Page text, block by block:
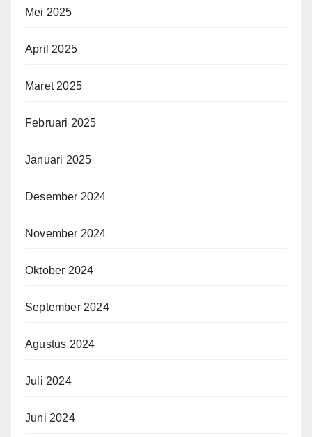
Mei 2025
April 2025
Maret 2025
Februari 2025
Januari 2025
Desember 2024
November 2024
Oktober 2024
September 2024
Agustus 2024
Juli 2024
Juni 2024